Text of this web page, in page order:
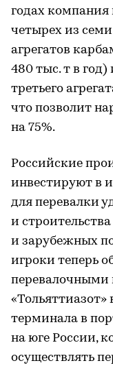
годах
четырех из
агрегатов
480 тыс. т в год)
третьего
что позволит
на 75%.
Российские
инвестируют в
для перевалки
и
и зарубежных
игроки теперь
перевалочными
«Тольяттиазот»
терминала в
на юге России,
осуществлять